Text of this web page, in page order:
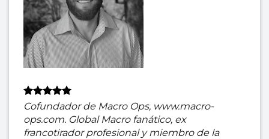
Cofundador de Macro Ops, www.macro-
ops.com. Global Macro fanático, ex
francotirador profesional y miembro de la